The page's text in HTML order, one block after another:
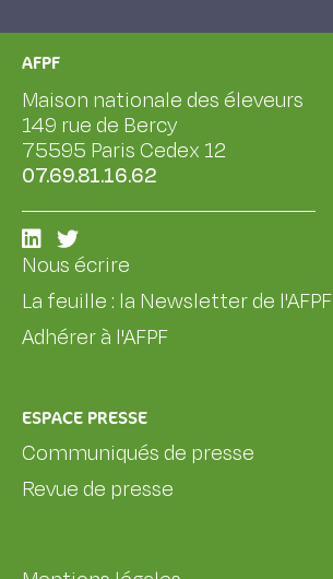
AFPF
Maison nationale des éleveurs
149 rue de Bercy
75595 Paris Cedex 12
07.69.81.16.62
Nous écrire
La feuille : la Newsletter de l'AFPF
Adhérer à l'AFPF
ESPACE PRESSE
Communiqués de presse
Revue de presse